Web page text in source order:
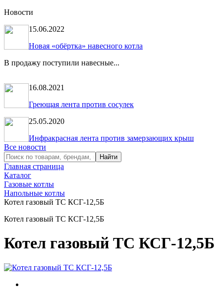
Новости
15.06.2022
Новая «обёртка» навесного котла
В продажу поступили навесные...
16.08.2021
Греющая лента против сосулек
25.05.2020
Инфракрасная лента против замерзающих крыш
Все новости
Главная страница
Каталог
Газовые котлы
Напольные котлы
Котел газовый ТС КСГ-12,5Б
Котел газовый ТС КСГ-12,5Б
Котел газовый ТС КСГ-12,5Б